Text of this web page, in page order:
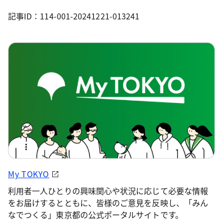
記事ID：114-001-20241221-013241
My TOKYO
利用者一人ひとりの興味関心や状況に応じて必要な情報
をお届けするとともに、皆様のご意見を反映し、「みん
なでつくる」東京都の公式ポータルサイトです。